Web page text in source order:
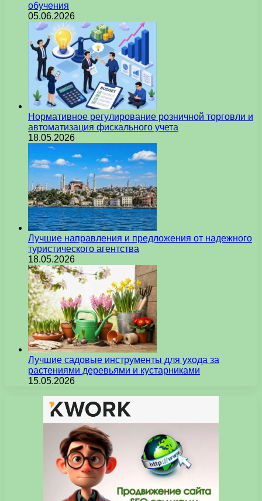
обучения
05.06.2026
Нормативное регулирование розничной торговли и
автоматизация фискального учета
18.05.2026
Лучшие направления и предложения от надежного
туристического агентства
18.05.2026
Лучшие садовые инструменты для ухода за
растениями деревьями и кустарниками
15.05.2026